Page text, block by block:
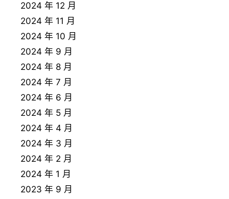
2024 年 12 月
2024 年 11 月
2024 年 10 月
2024 年 9 月
2024 年 8 月
2024 年 7 月
2024 年 6 月
2024 年 5 月
2024 年 4 月
2024 年 3 月
2024 年 2 月
2024 年 1 月
2023 年 9 月